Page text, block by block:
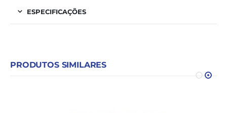
ESPECIFICAÇÕES
PRODUTOS SIMILARES